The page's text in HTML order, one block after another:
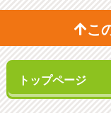
こ